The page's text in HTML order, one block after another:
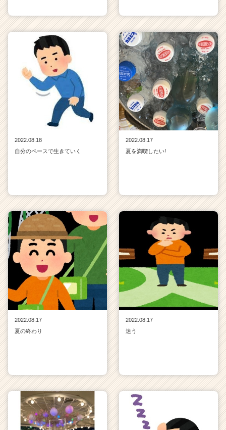
2022.08.18
自分のペースで生きていく
2022.08.17
夏を満喫したい!
2022.08.17
夏の終わり
2022.08.17
迷う